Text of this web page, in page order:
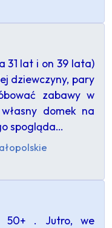
31 lat i on 39 lata)
dziewczyny, pary
zabawy w
domek na
spogląda…
50+ . Jutro, we